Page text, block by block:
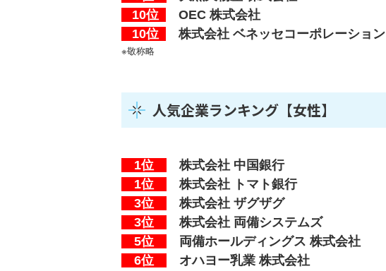
10位
OEC 株式会社
10位
株式会社 ベネッセコーポレーション
※敬称略
人気企業ランキング【女性】
1位 株式会社 中国銀行
1位
株式会社 トマト銀行
3位
株式会社 ザグザグ
3位
株式会社 両備システムズ
5位
両備ホールディングス 株式会社
6位
オハヨー乳業 株式会社